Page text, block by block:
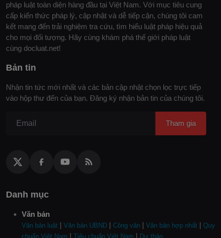
pháp luật toàn diện hàng đầu tại Việt Nam. Với mục tiêu cung
cấp kiến thức pháp lý, cập nhật và dễ tiếp cận, chúng tôi cam
kết mang đến trải nghiệm tra cứu, tìm hiểu luật pháp hiệu quả
cho mọi đối tượng. Hãy cùng khám phá thế giới pháp luật
cùng docluat.net!
Bản tin
Nhận tin tức mới nhất và các bản cập nhật chọn lọc trực tiếp
vào hộp thư đến của bạn. Đăng ký nhận bản tin của chúng tôi.
Tham gia
Danh mục
Văn bản
Văn bản luật | Văn bản UBND | Công văn | Văn bản hợp nhất | Quy
chuẩn Việt Nam | Tiêu chuẩn Việt Nam | Dự thảo